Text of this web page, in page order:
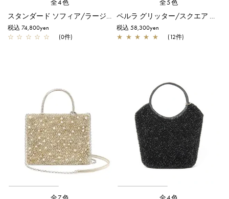
全4色
税込 74,800yen
☆ ☆ ☆ ☆ ☆ (0件)
全5色
税込 58,300yen
★ ★ ★ ★ ★ (12件)